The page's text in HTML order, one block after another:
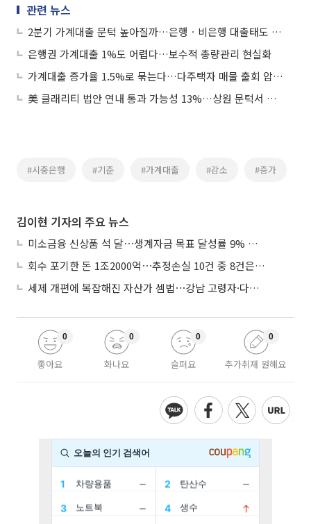
관련 뉴스
2분기 가계대출 문턱 높아질까…은행ㆍ비은행 대출태도 '강화' 예고
은행권 가계대출 1%도 어렵다…보수적 총량관리 현실화
가계대출 증가율 1.5%로 묶는다…다주택자 매물 출회 압박 커지나
美 클래리티 법안 연내 통과 가능성 13%…상원 문턱서 제동
#시중은행 #기준 #가계대출 #감소 #증가
김이현 기자의 주요 뉴스
미소금융 신상품 석 달⋯생계자금 목표 달성률 9% 그쳐
회수 포기한 돈 1조2000억⋯추정손실 10건 중 8건은 기업대출
세제 개편에 복잡해진 자산가 셈법⋯강남 고령자·다주택자 ‘자산재편 고심’
좋아요
0
화나요
0
슬퍼요
0
추가취재 원해요
0